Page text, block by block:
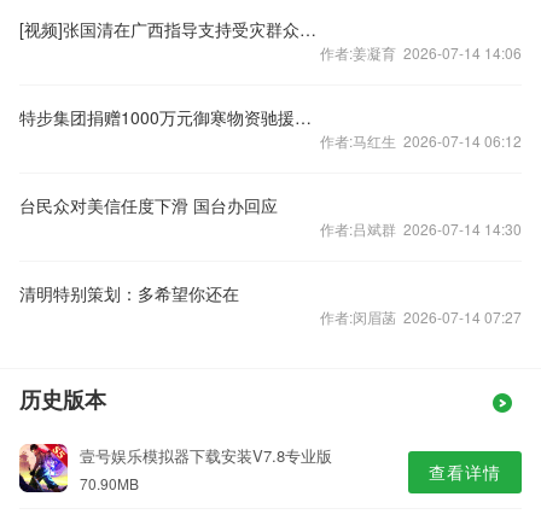
[视频]张国清在广西指导支持受灾群众生活保障和灾后抢修恢复工作
作者:姜凝育 2026-07-14 14:06
特步集团捐赠1000万元御寒物资驰援西藏地震灾区
作者:马红生 2026-07-14 06:12
台民众对美信任度下滑 国台办回应
作者:吕斌群 2026-07-14 14:30
清明特别策划：多希望你还在
作者:闵眉菡 2026-07-14 07:27
历史版本
壹号娱乐模拟器下载安装V7.8专业版
70.90MB 查看详情